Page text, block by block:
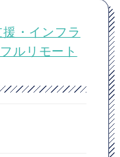
・インフラ
ルリモート